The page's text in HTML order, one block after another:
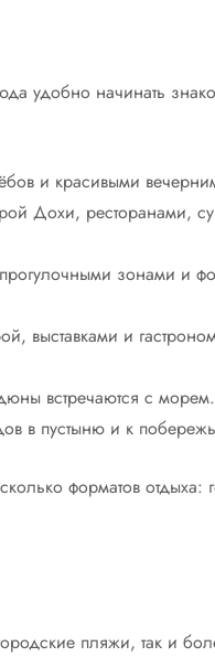
удобно начинать
и красивыми
Дохи, ресторанами,
зонами и
выставками и
встречаются с морем.
в пустыню и к
форматов отдыха:
пляжи, так и